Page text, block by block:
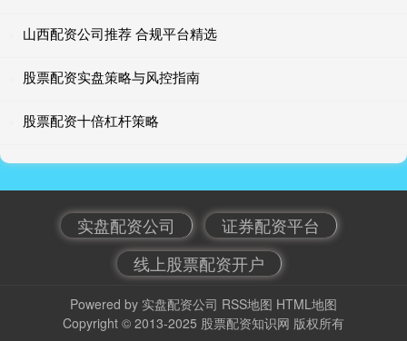
山西配资公司推荐 合规平台精选
股票配资实盘策略与风控指南
股票配资十倍杠杆策略
实盘配资公司
证券配资平台
线上股票配资开户
Powered by 实盘配资公司 RSS地图 HTML地图
Copyright © 2013-2025 股票配资知识网 版权所有